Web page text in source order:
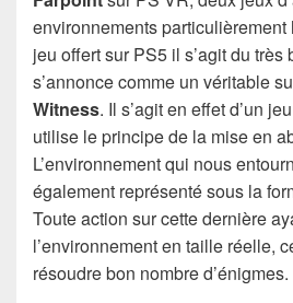
environnements particulièrement
jeu offert sur PS5 il s’agit du très
s’annonce comme un véritable
Witness. Il s’agit en effet d’un
utilise le principe de la mise en
L’environnement qui nous
également représenté sous la
Toute action sur cette dernière
l’environnement en taille réelle,
résoudre bon nombre d’énigmes.